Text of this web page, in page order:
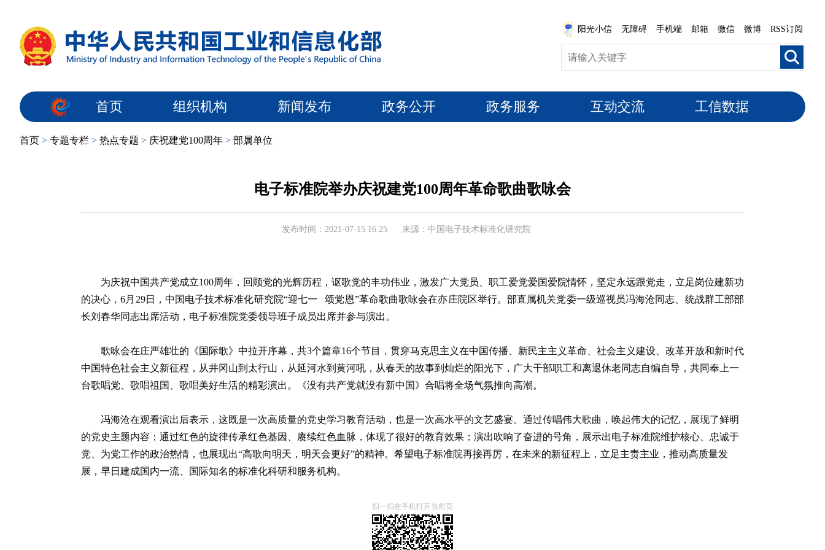
阳光小信 无障碍 手机端 邮箱 微信 微博 RSS订阅
首页 组织机构 新闻发布 政务公开 政务服务 互动交流 工信数据
首页 > 专题专栏 > 热点专题 > 庆祝建党100周年 > 部属单位
电子标准院举办庆祝建党100周年革命歌曲歌咏会
发布时间：2021-07-15 16:25 来源：中国电子技术标准化研究院
为庆祝中国共产党成立100周年，回顾党的光辉历程，讴歌党的丰功伟业，激发广大党员、职工爱党爱国爱院情怀，坚定永远跟党走，立足岗位建新功
的决心，6月29日，中国电子技术标准化研究院“迎七一 颂党恩”革命歌曲歌咏会在亦庄院区举行。部直属机关党委一级巡视员冯海沧同志、统战群工部部
长刘春华同志出席活动，电子标准院党委领导班子成员出席并参与演出。
歌咏会在庄严雄壮的《国际歌》中拉开序幕，共3个篇章16个节目，贯穿马克思主义在中国传播、新民主主义革命、社会主义建设、改革开放和新时代
中国特色社会主义新征程，从井冈山到太行山，从延河水到黄河吼，从春天的故事到灿烂的阳光下，广大干部职工和离退休老同志自编自导，共同奉上一
台歌唱党、歌唱祖国、歌唱美好生活的精彩演出。《没有共产党就没有新中国》合唱将全场气氛推向高潮。
冯海沧在观看演出后表示，这既是一次高质量的党史学习教育活动，也是一次高水平的文艺盛宴。通过传唱伟大歌曲，唤起伟大的记忆，展现了鲜明
的党史主题内容；通过红色的旋律传承红色基因、赓续红色血脉，体现了很好的教育效果；演出吹响了奋进的号角，展示出电子标准院维护核心、忠诚于
党、为党工作的政治热情，也展现出“高歌向明天，明天会更好”的精神。希望电子标准院再接再厉，在未来的新征程上，立足主责主业，推动高质量发
展，早日建成国内一流、国际知名的标准化科研和服务机构。
扫一扫在手机打开当前页